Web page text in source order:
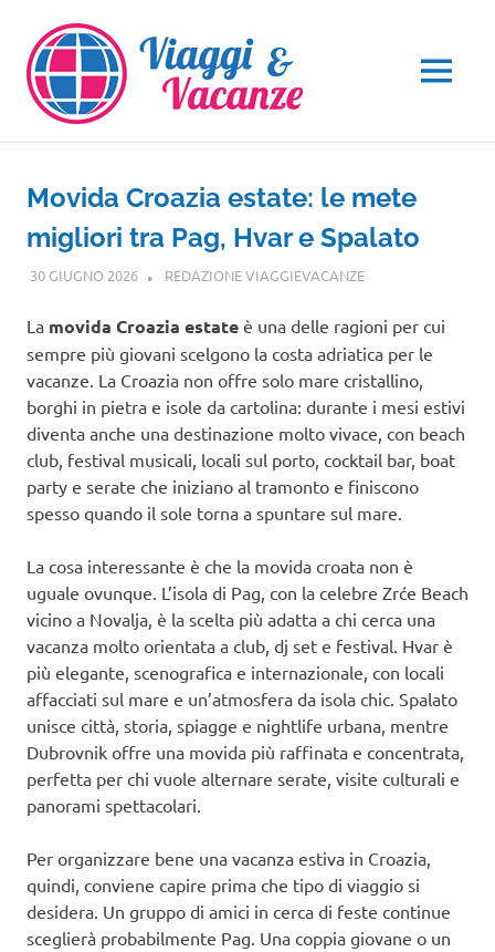
contenuto
MENU
Movida Croazia estate: le mete
migliori tra Pag, Hvar e Spalato
30 GIUGNO 2026 REDAZIONE VIAGGIEVACANZEEUROPA
La movida Croazia estate è una delle ragioni per cui
sempre più giovani scelgono la costa adriatica per le
vacanze. La Croazia non offre solo mare cristallino,
borghi in pietra e isole da cartolina: durante i mesi estivi
diventa anche una destinazione molto vivace, con beach
club, festival musicali, locali sul porto, cocktail bar, boat
party e serate che iniziano al tramonto e finiscono
spesso quando il sole torna a spuntare sul mare.
La cosa interessante è che la movida croata non è
uguale ovunque. L’isola di Pag, con la celebre Zrće Beach
vicino a Novalja, è la scelta più adatta a chi cerca una
vacanza molto orientata a club, dj set e festival. Hvar è
più elegante, scenografica e internazionale, con locali
affacciati sul mare e un’atmosfera da isola chic. Spalato
unisce città, storia, spiagge e nightlife urbana, mentre
Dubrovnik offre una movida più raffinata e concentrata,
perfetta per chi vuole alternare serate, visite culturali e
panorami spettacolari.
Per organizzare bene una vacanza estiva in Croazia,
quindi, conviene capire prima che tipo di viaggio si
desidera. Un gruppo di amici in cerca di feste continue
sceglierà probabilmente Pag. Una coppia giovane o un